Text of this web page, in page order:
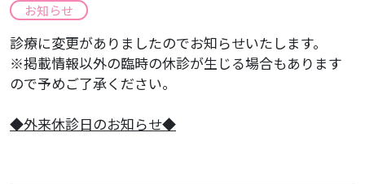
お知らせ
診療に変更がありましたのでお知らせいたします。
※掲載情報以外の臨時の休診が生じる場合もあります
ので予めご了承ください。
​◆外来休診日のお知らせ◆